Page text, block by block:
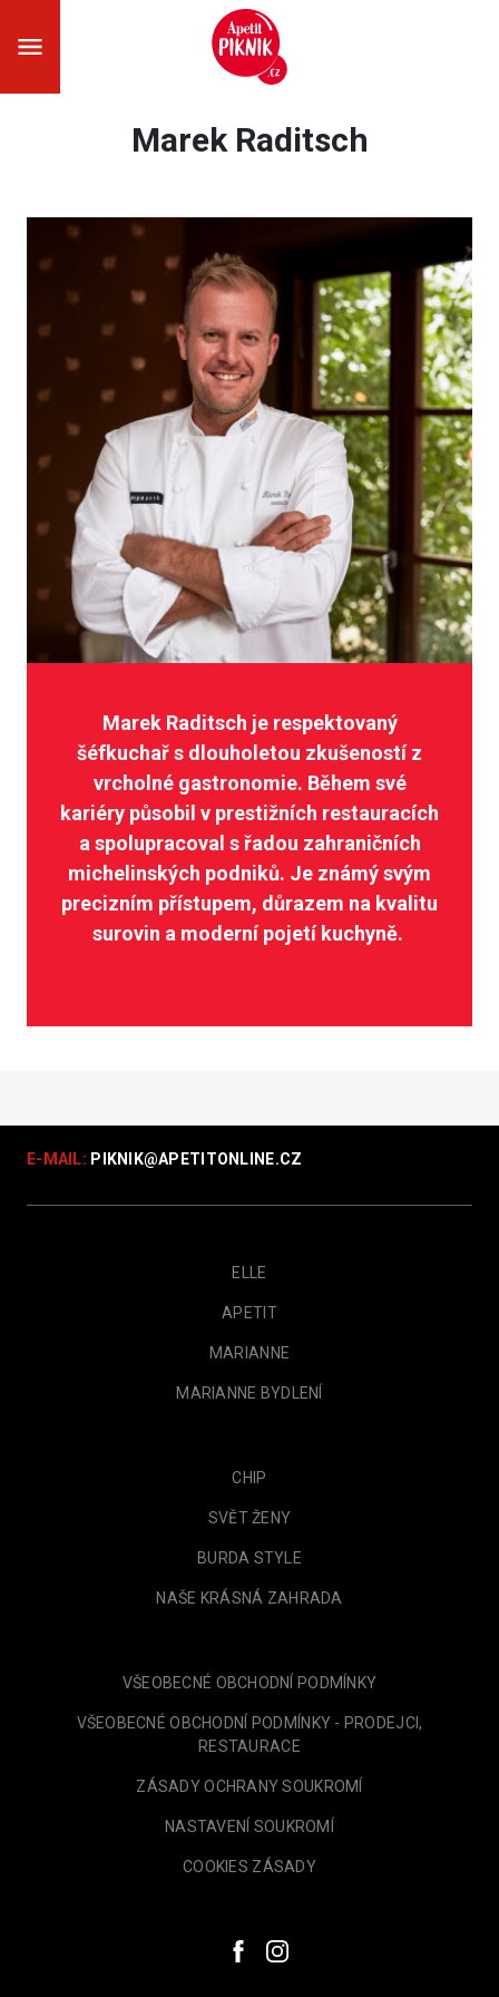
Marek Raditsch
Marek Raditsch je respektovaný
šéfkuchař s dlouholetou zkušeností z
vrcholné gastronomie. Během své
kariéry působil v prestižních restauracích
a spolupracoval s řadou zahraničních
michelinských podniků. Je známý svým
precizním přístupem, důrazem na kvalitu
surovin a moderní pojetí kuchyně.
E-MAIL: PIKNIK@APETITONLINE.CZ
ELLE
APETIT
MARIANNE
MARIANNE BYDLENÍ
CHIP
SVĚT ŽENY
BURDA STYLE
NAŠE KRÁSNÁ ZAHRADA
VŠEOBECNÉ OBCHODNÍ PODMÍNKY
VŠEOBECNÉ OBCHODNÍ PODMÍNKY - PRODEJCI,
RESTAURACE
ZÁSADY OCHRANY SOUKROMÍ
NASTAVENÍ SOUKROMÍ
COOKIES ZÁSADY